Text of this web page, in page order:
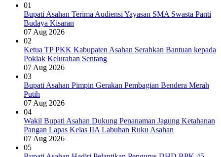
01
Bupati Asahan Terima Audiensi Yayasan SMA Swasta Panti
Budaya Kisaran
07 Aug 2026
02
Ketua TP PKK Kabupaten Asahan Serahkan Bantuan kepada
Poklak Kelurahan Sentang
07 Aug 2026
03
Bupati Asahan Pimpin Gerakan Pembagian Bendera Merah
Putih
07 Aug 2026
04
Wakil Bupati Asahan Dukung Penanaman Jagung Ketahanan
Pangan Lapas Kelas IIA Labuhan Ruku Asahan
07 Aug 2026
05